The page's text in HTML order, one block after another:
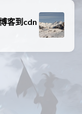
客到cdn